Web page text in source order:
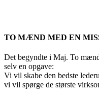
TO MÆND MED EN
Det begyndte i Maj. To
selv en opgave:
Vi vil skabe den bedste
vi vil spørge de største